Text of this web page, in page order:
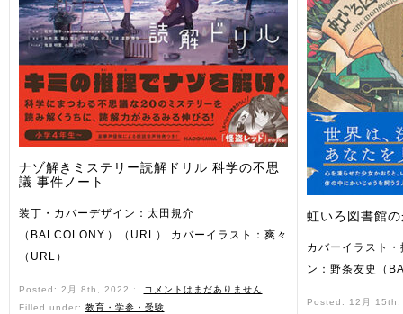
ナゾ解きミステリー読解ドリル 科学の不思
議 事件ノート
装丁・カバーデザイン：太田規介
（BALCOLONY.）（URL） カバーイラスト：爽々
（URL）
Posted: 2月 8th, 2022 ˑ
コメントはまだありません
Filled under: 教育・学参・受験
虹いろ図書館
カバーイラスト
ン：野条友史（
Posted: 12月